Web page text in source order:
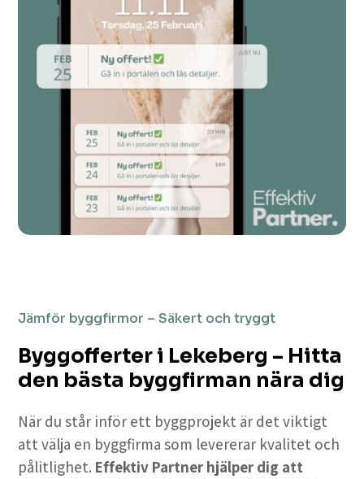
Jämför byggfirmor – Säkert och tryggt
Byggofferter i Lekeberg – Hitta
den bästa byggfirman nära dig
När du står inför ett byggprojekt är det viktigt
att välja en byggfirma som levererar kvalitet och
pålitlighet. Effektiv Partner hjälper dig att